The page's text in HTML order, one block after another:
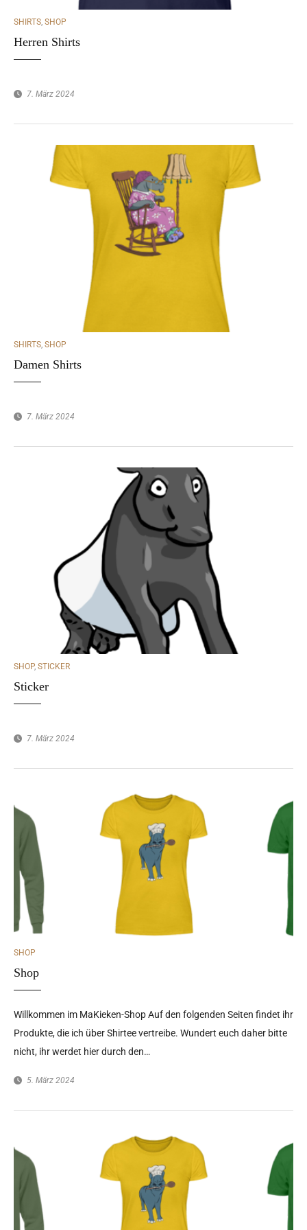
CATEGORIES
SHIRTS, SHOP
Herren Shirts
7. März 2024
CATEGORIES
SHIRTS SHOP
Damen Shirts
7. März 2024
CATEGORIES
SHOP, STICKER
Sticker
7. März 2024
CATEGORIES
SHOP
Shop
Willkommen im MaKieken-Shop Auf den folgenden Seiten findet ihr
Produkte, die ich über Shirtee vertreibe. Wundert euch daher bitte
nicht, ihr werdet hier durch den…
5. März 2024